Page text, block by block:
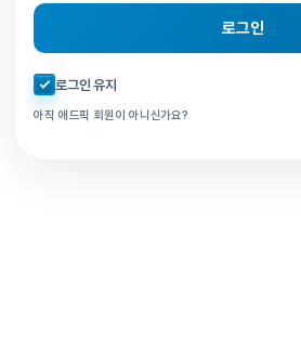
로그인
자동로그인 체크
로그인 유지
아직 애드픽 회원이 아니신가요?